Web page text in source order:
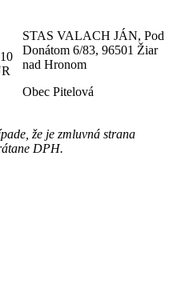
STAS VALACH JÁN, Pod
Donátom 6/83, 96501 Žiar
nad Hronom
Obec Pitelová
že je zmluvná strana
DPH.